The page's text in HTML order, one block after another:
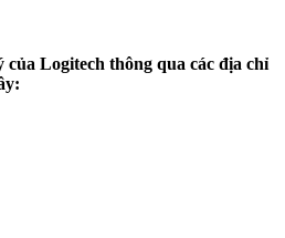
của Logitech thông qua các địa chỉ